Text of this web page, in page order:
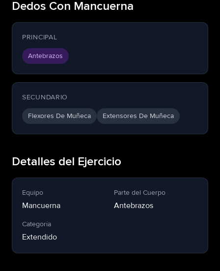
Dedos Con Mancuerna
PRINCIPAL
Antebrazos
SECUNDARIO
Flexores De Muñeca Extensores De Muñeca
Detalles del Ejercicio
Equipo
Mancuerna
Parte del Cuerpo
Antebrazos
Categoría
Extendido